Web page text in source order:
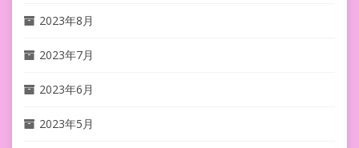
2023年8月
2023年7月
2023年6月
2023年5月